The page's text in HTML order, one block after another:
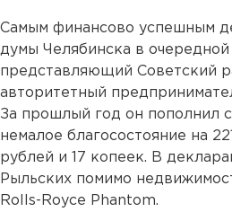
Самым финансово успешным
думы Челябинска в очередной
представляющий Советский
авторитетный
За прошлый год он пополнил
немалое благосостояние на
рублей и 17 копеек. В
Рыльских помимо
Rolls-Royce Phantom.